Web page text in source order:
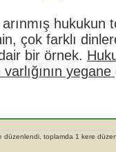
hukukun
çok farklı
bir örnek.
düzenlendi, toplamda 1 kere